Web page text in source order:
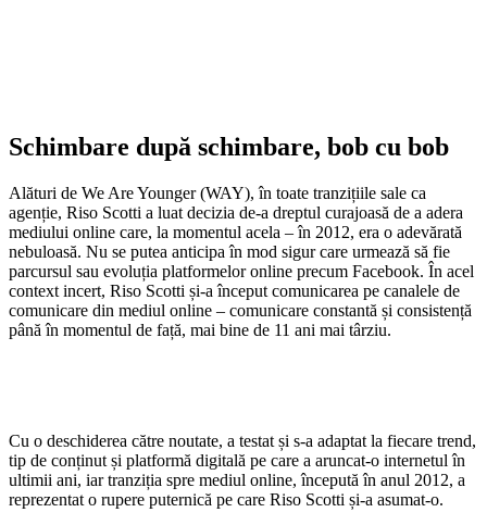
Schimbare după schimbare, bob cu bob
Alături de We Are Younger (WAY), în toate tranzițiile sale ca
agenție, Riso Scotti a luat decizia de-a dreptul curajoasă de a adera
mediului online care, la momentul acela – în 2012, era o adevărată
nebuloasă. Nu se putea anticipa în mod sigur care urmează să fie
parcursul sau evoluția platformelor online precum Facebook. În acel
context incert, Riso Scotti și-a început comunicarea pe canalele de
comunicare din mediul online – comunicare constantă și consistență
până în momentul de față, mai bine de 11 ani mai târziu.
Cu o deschiderea către noutate, a testat și s-a adaptat la fiecare trend,
tip de conținut și platformă digitală pe care a aruncat-o internetul în
ultimii ani, iar tranziția spre mediul online, începută în anul 2012, a
reprezentat o rupere puternică pe care Riso Scotti și-a asumat-o.